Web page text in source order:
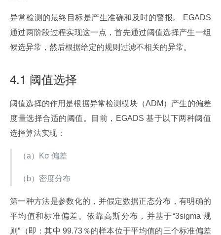
异常检测的最终目标是产生准确和及时的警报。 EGADS
通过两阶段过程实现这一点，首先通过阈值选择产生一组
候选异常，然后根据给定的规则过滤不相关的异常。
4.1 阈值选择
阈值选择的作用是根据异常检测模块（ADM）产生的偏差
度量选择合适的阈值。目前，EGADS 基于以下两种阈值
选择算法实现：
（a）Kσ 偏差
（b）密度分布
第一种方法是参数化的，并假定数据正态分布，有明确的
平均值和标准偏差。依靠高斯分布，并基于“3sigma 规
则”（即：其中 99.73％的样本位于平均值的三个标准偏差